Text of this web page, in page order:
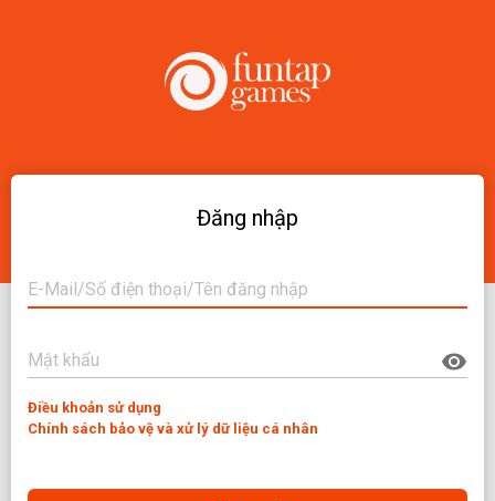
Đăng nhập
Điều khoản sử dụng
Chính sách bảo vệ và xử lý dữ liệu cá nhân